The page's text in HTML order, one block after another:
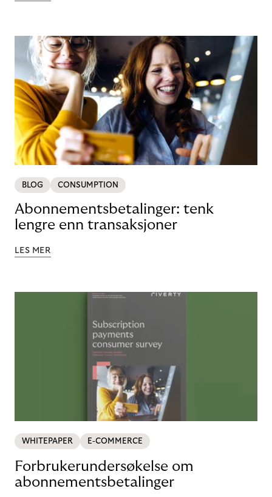
BLOG CONSUMPTION
Abonnementsbetalinger: tenk
lengre enn transaksjoner
LES MER
WHITEPAPER E-COMMERCE
Forbrukerundersøkelse om
abonnementsbetalinger